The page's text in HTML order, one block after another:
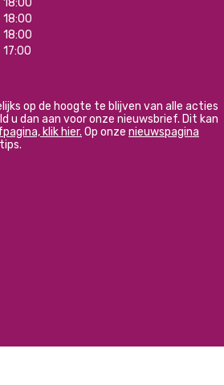
op de hoogte te blijven van alle acties
u dan aan voor onze nieuwsbrief. Dit kan
klik hier. Op onze nieuwspagina